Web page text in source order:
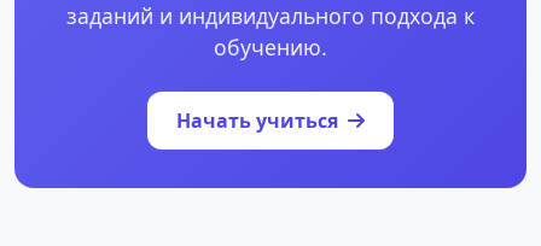
заданий и индивидуального подхода к
обучению.
Начать учиться